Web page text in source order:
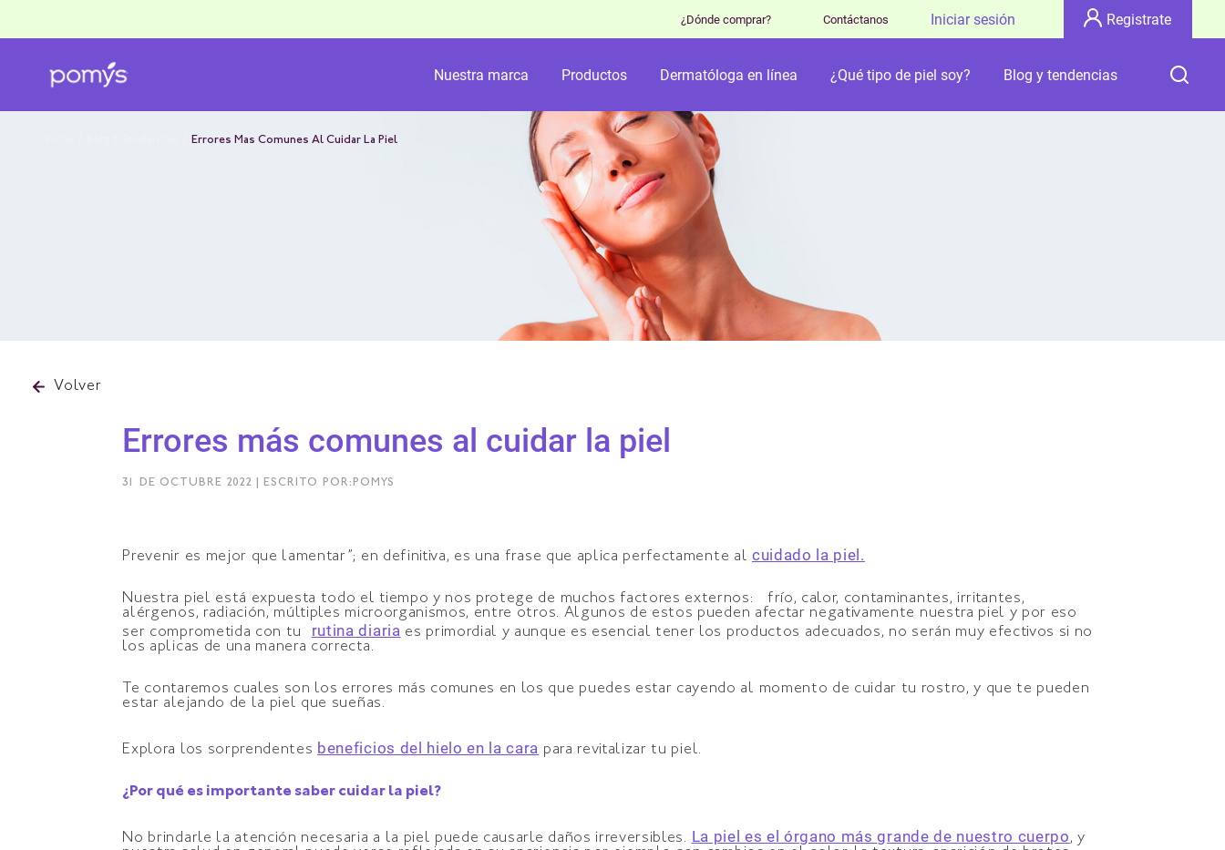
¿Dónde comprar? Contáctanos Iniciar sesión Registrate
Nuestra marca Productos Dermatóloga en línea ¿Qué tipo de piel soy? Blog y tendencias
Errores Mas Comunes Al Cuidar La Piel
Volver
Errores más comunes al cuidar la piel
31 DE OCTUBRE 2022 | ESCRITO POR:POMYS
Prevenir es mejor que lamentar”; en definitiva, es una frase que aplica perfectamente al cuidado la piel.
Nuestra piel está expuesta todo el tiempo y nos protege de muchos factores externos: frío, calor, contaminantes, irritantes,
alérgenos, radiación, múltiples microorganismos, entre otros. Algunos de estos pueden afectar negativamente nuestra piel y por eso
ser comprometida con tu rutina diaria es primordial y aunque es esencial tener los productos adecuados, no serán muy efectivos si no
los aplicas de una manera correcta.
Te contaremos cuales son los errores más comunes en los que puedes estar cayendo al momento de cuidar tu rostro, y que te pueden
estar alejando de la piel que sueñas.
Explora los sorprendentes beneficios del hielo en la cara para revitalizar tu piel.
¿Por qué es importante saber cuidar la piel?
No brindarle la atención necesaria a la piel puede causarle daños irreversibles. La piel es el órgano más grande de nuestro cuerpo , y